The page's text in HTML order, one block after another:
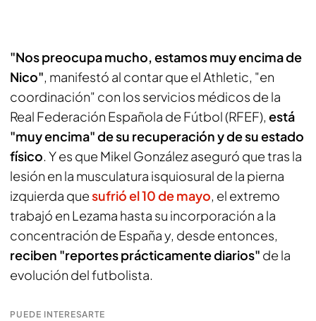
"Nos preocupa mucho, estamos muy encima de
Nico", manifestó al contar que el Athletic, "en
coordinación" con los servicios médicos de la
Real Federación Española de Fútbol (RFEF), está
"muy encima" de su recuperación y de su estado
físico. Y es que Mikel González aseguró que tras la
lesión en la musculatura isquiosural de la pierna
izquierda quesufrió el 10 de mayo, el extremo
trabajó en Lezama hasta su incorporación a la
concentración de España y, desde entonces,
reciben "reportes prácticamente diarios" de la
evolución del futbolista.
PUEDE INTERESARTE